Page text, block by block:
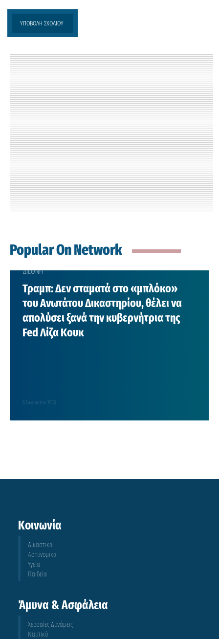
Popular On Network
ΔΙΕΘΝΗ
Τραμπ: Δεν σταματά στο «μπλόκο»
του Ανωτάτου Δικαστηρίου, θέλει να
απολύσει ξανά την κυβερνήτρια της
Fed Λίζα Κουκ
8 Αυγούστου 2026
Κοινωνία
Δικαστικά
Αστυνομικά
Υγεία
Παιδεία
Άμυνα & Ασφάλεια
Χερσαίες Δυνάμεις
Ναυτικό